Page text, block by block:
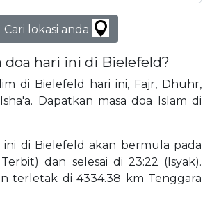
Cari lokasi anda
doa hari ini di Bielefeld?
di Bielefeld hari ini, Fajr, Dhuhr,
Dapatkan masa doa Islam di
di Bielefeld akan bermula pada
dan selesai di 23:22 (Isyak).
terletak di 4334.38 km Tenggara